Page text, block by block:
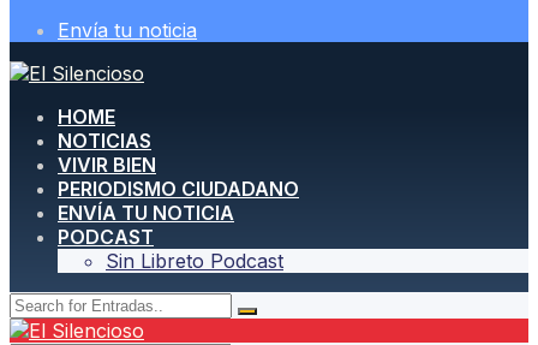
Envía tu noticia
HOME
NOTICIAS
VIVIR BIEN
PERIODISMO CIUDADANO
ENVÍA TU NOTICIA
PODCAST
Sin Libreto Podcast